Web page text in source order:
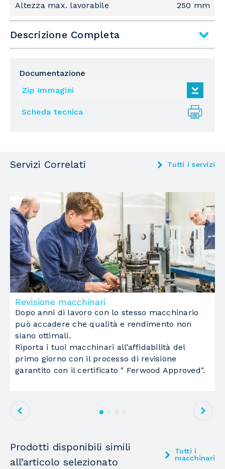
Altezza max. lavorabile 250 mm
Descrizione Completa
250 mm
400 mm
tramite tappeto di scarico
Potenza totale installata 16 Kw
Documentazione
Zip Immagini
Scheda tecnica
Servizi Correlati Tutti i servizi
Revisione macchinari
Dopo anni di lavoro con lo stesso macchinario
può accadere che qualità e rendimento non
siano ottimali.
Riporta i tuoi macchinari all’affidabilità del
primo giorno con il processo di revisione
garantito con il certificato " Ferwood Approved".
Prodotti disponibili simili
all’articolo selezionato
Tutti i
macchinari